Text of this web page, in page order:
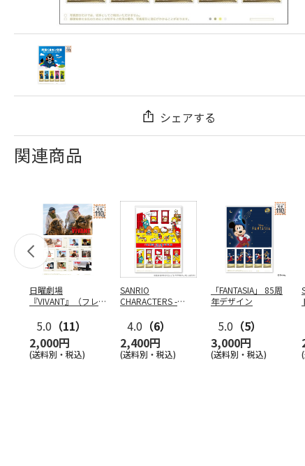
シェアする
関連商品
日曜劇場
『VIVANT』（フレ
5.0 （11）
2,000円
(送料別・税込)
SANRIO
CHARACTERS -
4.0 （6）
2,400円
(送料別・税込)
「FANTASIA」 85周
年デザイン
5.0 （5）
3,000円
(送料別・税込)